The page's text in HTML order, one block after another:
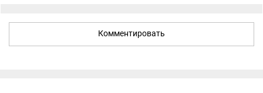
Комментировать